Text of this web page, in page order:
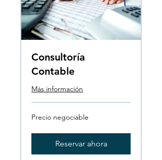
Consultoría
Contable
Más información
Precio
negociable
Precio negociable
Reservar ahora